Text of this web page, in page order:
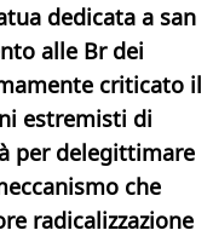
dedicata a san
alle Br dei
criticato il
estremisti di
per delegittimare
che
radicalizzazione